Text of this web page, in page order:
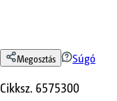
Megosztás Súgó
Cikksz. 6575300